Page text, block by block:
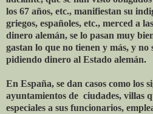
los 67 años, etc., manifiestan su
griegos, españoles, etc., merced a
dinero alemán, se lo pasan muy
gastan lo que no tienen y más, y no
pidiendo dinero al Estado alemán.
En España, se dan casos como los
ayuntamientos de ciudades, villas
especiales a sus funcionarios,